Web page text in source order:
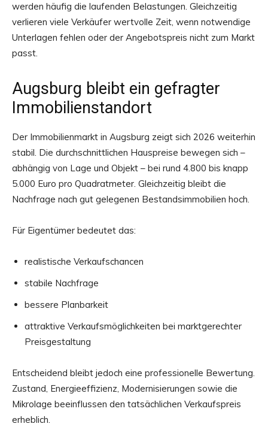
werden häufig die laufenden Belastungen. Gleichzeitig
verlieren viele Verkäufer wertvolle Zeit, wenn notwendige
Unterlagen fehlen oder der Angebotspreis nicht zum Markt
passt.
Augsburg bleibt ein gefragter
Immobilienstandort
Der Immobilienmarkt in Augsburg zeigt sich 2026 weiterhin
stabil. Die durchschnittlichen Hauspreise bewegen sich –
abhängig von Lage und Objekt – bei rund 4.800 bis knapp
5.000 Euro pro Quadratmeter. Gleichzeitig bleibt die
Nachfrage nach gut gelegenen Bestandsimmobilien hoch.
Für Eigentümer bedeutet das:
realistische Verkaufschancen
stabile Nachfrage
bessere Planbarkeit
attraktive Verkaufsmöglichkeiten bei marktgerechter
Preisgestaltung
Entscheidend bleibt jedoch eine professionelle Bewertung.
Zustand, Energieeffizienz, Modernisierungen sowie die
Mikrolage beeinflussen den tatsächlichen Verkaufspreis
erheblich.